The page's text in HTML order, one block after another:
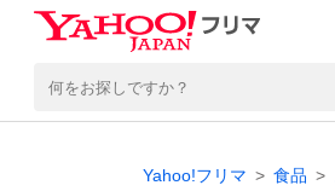
Yahoo!フリマ 食品